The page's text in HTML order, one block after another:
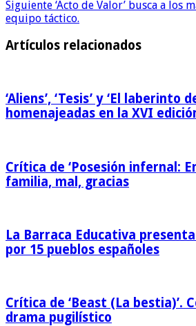
Siguiente ‘Acto de Valor’ busca a los
equipo táctico.
Artículos relacionados
‘Aliens’, ‘Tesis’ y ‘El laberinto
homenajeadas en la XVI
Crítica de ‘Posesión infernal:
familia, mal, gracias
La Barraca Educativa
por 15 pueblos españoles
Crítica de ‘Beast (La bestia)’.
drama pugilístico